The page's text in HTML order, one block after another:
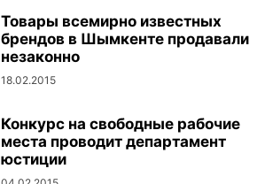
Товары всемирно известных
брендов в Шымкенте продавали
незаконно
18.02.2015
Конкурс на свободные рабочие
места проводит департамент
юстиции